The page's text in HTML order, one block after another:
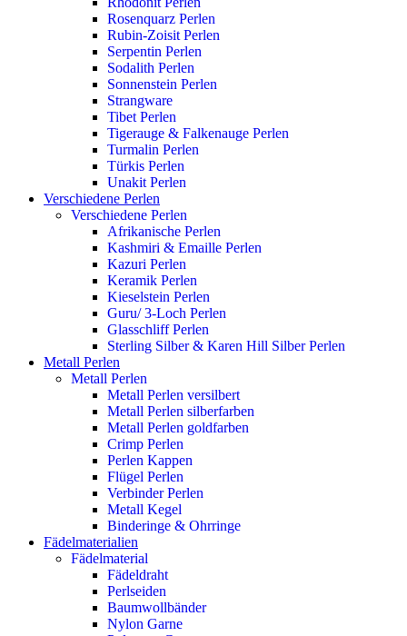
Rosenquarz Perlen
Rubin-Zoisit Perlen
Serpentin Perlen
Sodalith Perlen
Sonnenstein Perlen
Strangware
Tibet Perlen
Tigerauge & Falkenauge Perlen
Turmalin Perlen
Türkis Perlen
Unakit Perlen
Verschiedene Perlen
Verschiedene Perlen
Afrikanische Perlen
Kashmiri & Emaille Perlen
Kazuri Perlen
Keramik Perlen
Kieselstein Perlen
Guru/ 3-Loch Perlen
Glasschliff Perlen
Sterling Silber & Karen Hill Silber Perlen
Metall Perlen
Metall Perlen
Metall Perlen versilbert
Metall Perlen silberfarben
Metall Perlen goldfarben
Crimp Perlen
Perlen Kappen
Flügel Perlen
Verbinder Perlen
Metall Kegel
Binderinge & Ohrringe
Fädelmaterialien
Fädelmaterial
Fädeldraht
Perlseiden
Baumwollbänder
Nylon Garne